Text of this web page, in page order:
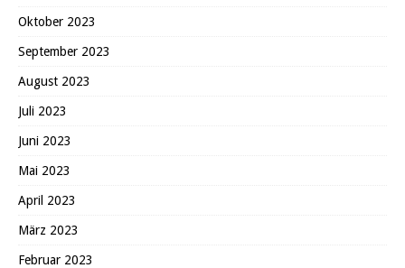
Oktober 2023
September 2023
August 2023
Juli 2023
Juni 2023
Mai 2023
April 2023
März 2023
Februar 2023